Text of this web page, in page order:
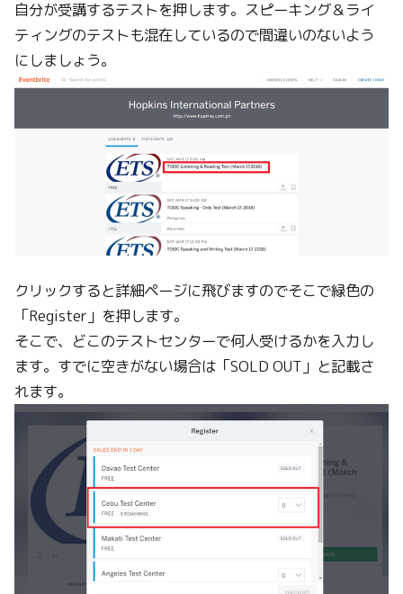
自分が受講するテストを押します。スピーキング＆ライ
ティングのテストも混在しているので間違いのないよう
にしましょう。
クリックすると詳細ページに飛びますのでそこで緑色の
「Register」を押します。
そこで、どこのテストセンターで何人受けるかを入力し
ます。すでに空きがない場合は「SOLD OUT」と記載さ
れます。